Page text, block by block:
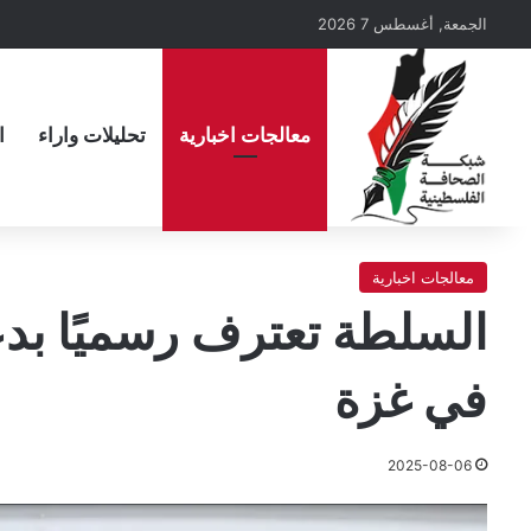
الجمعة, أغسطس 7 2026
معالجات اخبارية تحليلات واراء
معالجات اخبارية
السلطة تعترف رسميًا
في غزة
2025-08-06